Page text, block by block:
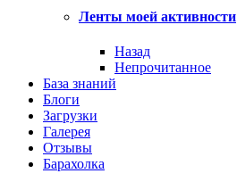
Ленты моей активности
Назад
Непрочитанное
База знаний
Блоги
Загрузки
Галерея
Отзывы
Барахолка